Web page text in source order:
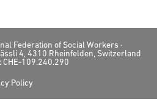
Federation of Social Workers ·
4, 4310 Rheinfelden, Switzerland
CHE-109.240.290
Policy